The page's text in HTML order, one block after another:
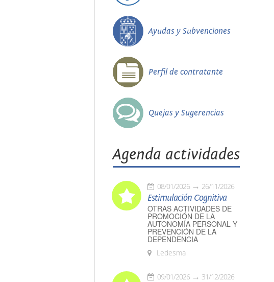
Ayudas y Subvenciones
Perfil de contratante
Quejas y Sugerencias
Agenda actividades
08/01/2026 26/11/2026
Estimulación Cognitiva
OTRAS ACTIVIDADES DE
PROMOCIÓN DE LA
AUTONOMÍA PERSONAL Y
PREVENCIÓN DE LA
DEPENDENCIA
Ledesma
09/01/2026 31/12/2026